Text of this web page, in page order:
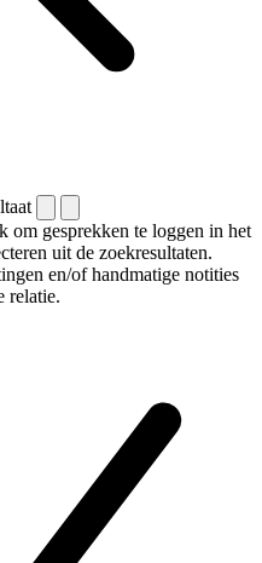
om gesprekken te loggen in het
uit de zoekresultaten.
en/of handmatige notities
relatie.